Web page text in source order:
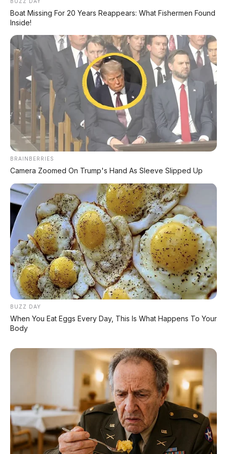
🔄 3 Mode dalam 1 Mobil: SUV,
MPV, dan Pickup
🚙
SUV Mode
Ground clearance 220mm, ban all-terrain,
ADAS lengkap. Cocok untuk perjalanan
sehari-hari dan petualangan ringan.
🚐
MPV Mode
7 kursi penumpang (2+2+3), 42 storage
kabin. Nyaman untuk keluarga besar.
🛻
PUP Mode (Pickup)
BUZZ DAY
Boat Missing For 20 Years Reappears: What Fishermen Found
Inside!
BRAINBERRIES
Camera Zoomed On Trump's Hand As Sleeve Slipped Up
BUZZ DAY
When You Eat Eggs Every Day, This Is What Happens To Your
Body